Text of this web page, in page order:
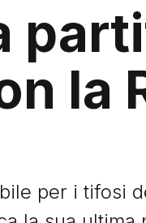
la
per i tifosi